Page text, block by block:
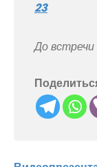
23
До